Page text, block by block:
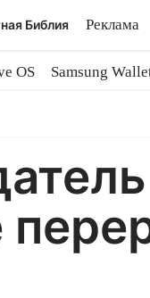
Библия Реклама
OS
Samsung